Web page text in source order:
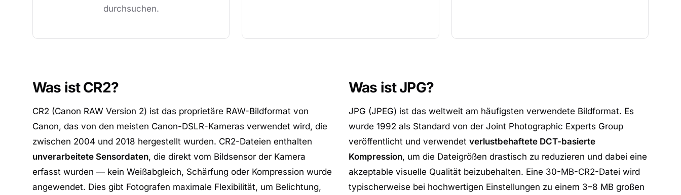
durchsuchen.
Was ist CR2?
CR2 (Canon RAW Version 2) ist das proprietäre RAW-Bildformat von
Canon, das von den meisten Canon-DSLR-Kameras verwendet wird, die
zwischen 2004 und 2018 hergestellt wurden. CR2-Dateien enthalten
unverarbeitete Sensordaten, die direkt vom Bildsensor der Kamera
erfasst wurden — kein Weißabgleich, Schärfung oder Kompression wurde
angewendet. Dies gibt Fotografen maximale Flexibilität, um Belichtung,
Was ist JPG?
JPG (JPEG) ist das weltweit am häufigsten verwendete Bildformat. Es
wurde 1992 als Standard von der Joint Photographic Experts Group
veröffentlicht und verwendet verlustbehaftete DCT-basierte
Kompression, um die Dateigrößen drastisch zu reduzieren und dabei eine
akzeptable visuelle Qualität beizubehalten. Eine 30-MB-CR2-Datei wird
typischerweise bei hochwertigen Einstellungen zu einem 3–8 MB großen